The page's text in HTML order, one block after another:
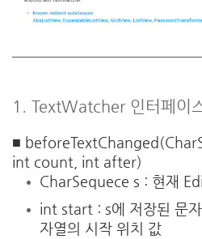
1. TextWatcher 인터페이
■
int count, int after)
CharSequece s : 현재
int start : s에 저장된 문
자열의 시작 위치 값